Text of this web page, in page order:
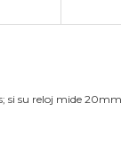
su reloj mide